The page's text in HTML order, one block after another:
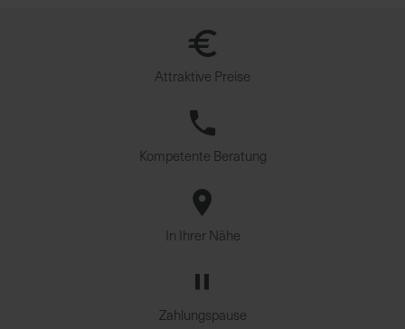
Attraktive Preise
Kompetente Beratung
In Ihrer Nähe
Zahlungspause